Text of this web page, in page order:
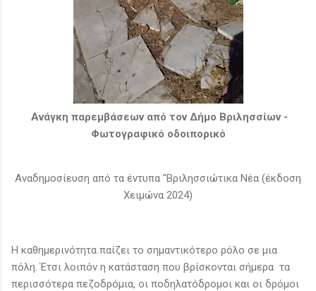
Ανάγκη παρεμβάσεων από τον Δήμο Βριλησσίων -
Φωτογραφικό οδοιπορικό
Αναδημοσίευση από τα έντυπα "Βριλησσιώτικα Νέα (έκδοση
Χειμώνα 2024)
Η καθημερινότητα παίζει το σημαντικότερο ρόλο σε μια
πόλη. Έτσι λοιπόν η κατάσταση που βρίσκονται σήμερα τα
περισσότερα πεζοδρόμια, οι ποδηλατόδρομοι και οι δρόμοι